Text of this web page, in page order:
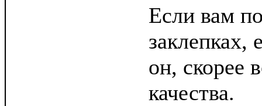
Если вам
заклепках,
он, скорее
качества.